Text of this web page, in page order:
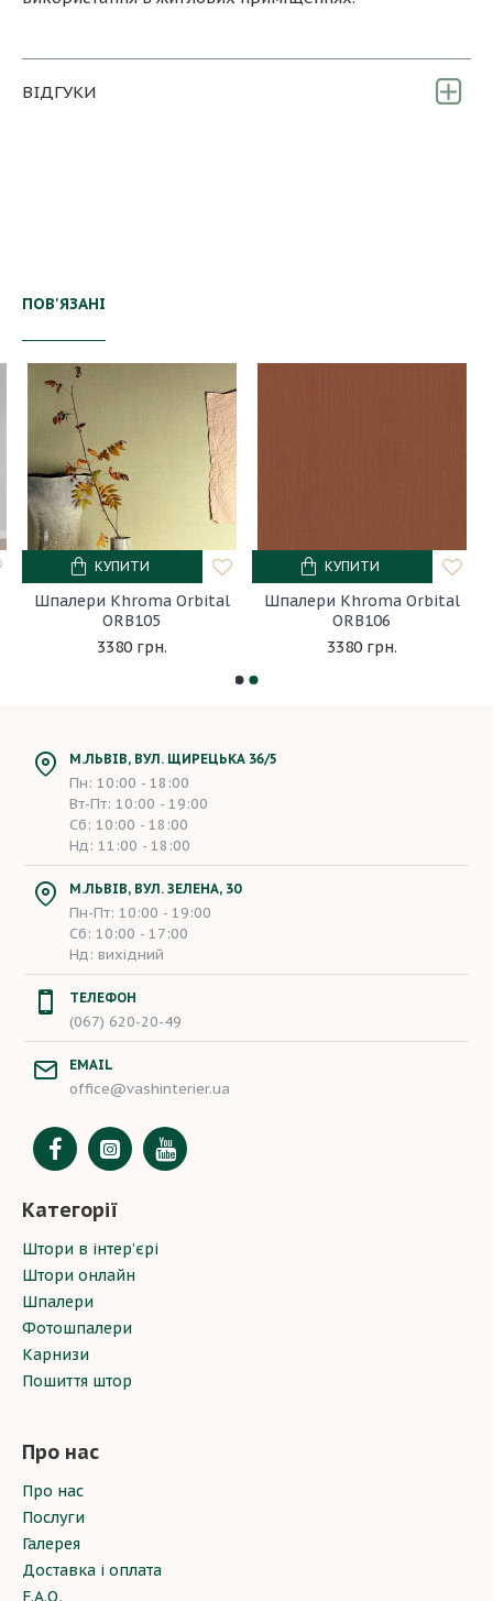
ВІДГУКИ
ПОВ'ЯЗАНІ
Шпалери Khroma Orbital
ORB105
3380 грн.
КУПИТИ
Шпалери Khroma Orbital
ORB106
3380 грн.
КУПИТИ
М.ЛЬВІВ, ВУЛ. ЩИРЕЦЬКА 36/5
Пн: 10:00 - 18:00
Вт-Пт: 10:00 - 19:00
Сб: 10:00 - 18:00
Нд: 11:00 - 18:00
М.ЛЬВІВ, ВУЛ. ЗЕЛЕНА, 30
Пн-Пт: 10:00 - 19:00
Сб: 10:00 - 17:00
Нд: вихідний
ТЕЛЕФОН
(067) 620-20-49
EMAIL
office@vashinterier.ua
Категорії
Штори в інтер’єрі
Штори онлайн
Шпалери
Фотошпалери
Карнизи
Пошиття штор
Про нас
Про нас
Послуги
Галерея
Доставка і оплата
F.A.Q.